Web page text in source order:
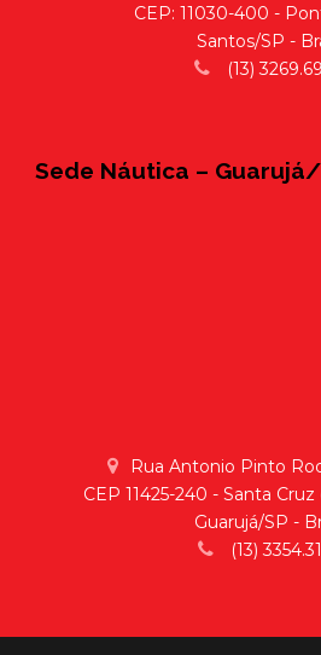
CEP: 11030-400 -
Santos/SP -
(13)
Sede Náutica – Guarujá/
Rua Antonio Pinto
CEP 11425-240 - Santa
Guarujá/SP -
(13)